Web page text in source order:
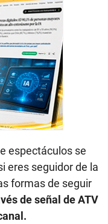
espectáculos se
eres seguidor de la
formas de seguir
de señal de ATV